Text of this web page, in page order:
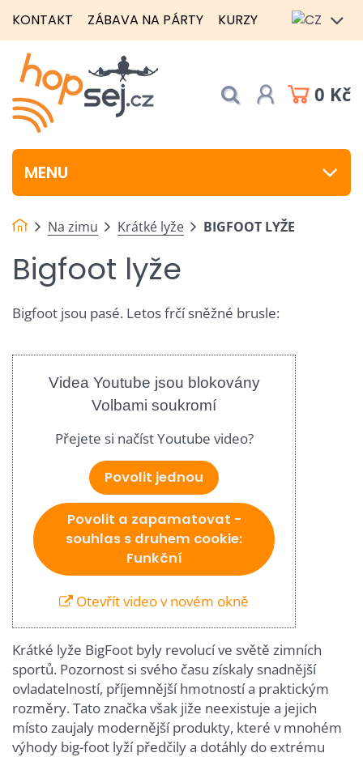
KONTAKT ZÁBAVA NA PÁRTY KURZY
0 Kč
MENU
Na zimu Krátké lyže BIGFOOT LYŽE
Bigfoot lyže
Bigfoot jsou pasé. Letos frčí sněžné brusle:
Videa Youtube jsou blokovány
Volbami soukromí
Přejete si načíst Youtube video?
Povolit jednou
Povolit a zapamatovat -
souhlas s druhem cookie:
Funkční
Otevřít video v novém okně
Krátké lyže BigFoot byly revolucí ve světě zimních
sportů. Pozornost si svého času získaly snadnější
ovladatelností, příjemnější hmotností a praktickým
rozměry. Tato značka však jiže neexistuje a jejich
místo zaujaly modernější produkty, které v mnohém
výhody big-foot lyží předčily a dotáhly do extrému